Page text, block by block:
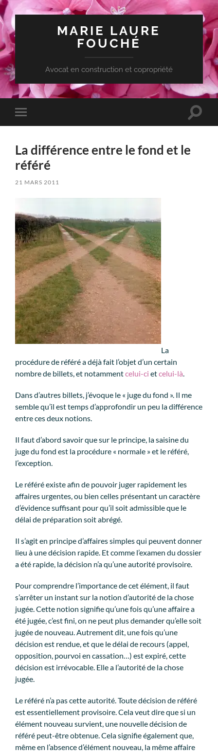
MARIE LAURE
FOUCHÉ
Avocat en construction et copropriété
Toggle
mobile
Toggle
La différence entre le fond et le
référé
21 MARS 2011
La
procédure de référé a déjà fait l’objet d’un certain
nombre de billets, et notammentcelui-ci etcelui-là
Dans d’autres billets, j’évoque le « juge du fond ». Il me
semble qu’il est temps d’approfondir un peu la différence
entre ces deux notions.
Il faut d’abord savoir que sur le principe, la saisine du
juge du fond est la procédure « normale » et le référé,
l’exception.
Le référé existe afin de pouvoir juger rapidement les
affaires urgentes, ou bien celles présentant un caractère
d’évidence suffisant pour qu’il soit admissible que le
délai de préparation soit abrégé.
Il s’agit en principe d’affaires simples qui peuvent donner
lieu à une décision rapide. Et comme l’examen du dossier
a été rapide, la décision n’a qu’une autorité provisoire.
Pour comprendre l’importance de cet élément, il faut
s’arrêter un instant sur la notion d’autorité de la chose
jugée. Cette notion signifie qu’une fois qu’une affaire a
été jugée, c’est fini, on ne peut plus demander qu’elle soit
jugée de nouveau. Autrement dit, une fois qu’une
décision est rendue, et que le délai de recours (appel,
opposition, pourvoi en cassation…) est expiré, cette
décision est irrévocable. Elle a l’autorité de la chose
jugée.
Le référé n’a pas cette autorité. Toute décision de référé
est essentiellement provisoire. Cela veut dire que si un
élément nouveau survient, une nouvelle décision de
référé peut-être obtenue. Cela signifie également que,
même en l’absence d’élément nouveau, la même affaire